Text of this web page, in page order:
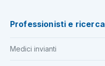
Professionisti e ricerca
Medici invianti